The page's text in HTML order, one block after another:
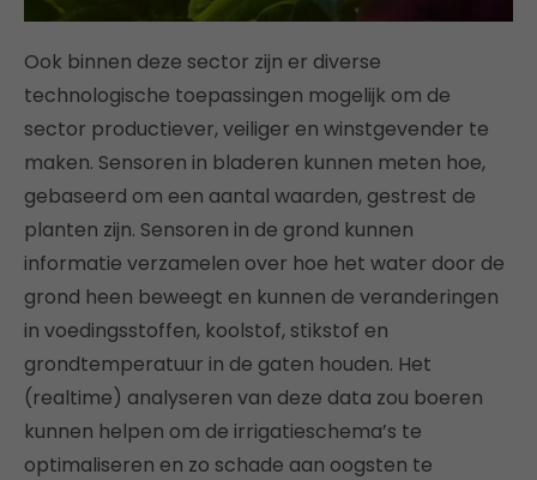
Ook binnen deze sector zijn er diverse
technologische toepassingen mogelijk om de
sector productiever, veiliger en winstgevender te
maken. Sensoren in bladeren kunnen meten hoe,
gebaseerd om een aantal waarden, gestrest de
planten zijn. Sensoren in de grond kunnen
informatie verzamelen over hoe het water door de
grond heen beweegt en kunnen de veranderingen
in voedingsstoffen, koolstof, stikstof en
grondtemperatuur in de gaten houden. Het
(realtime) analyseren van deze data zou boeren
kunnen helpen om de irrigatieschema’s te
optimaliseren en zo schade aan oogsten te